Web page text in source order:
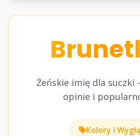
Żeńskie imię dla suczki
opinie i
Kolory i